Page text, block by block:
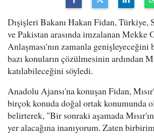
Dışişleri Bakanı Hakan Fidan, Türkiye,
ve Pakistan arasında imzalanan Mekke
Anlaşması'nın zamanla
bazı konuların çözülmesinin ardından
katılabileceğini söyledi.
Anadolu Ajansı'na konuşan Fidan,
birçok konuda doğal ortak konumunda
belirterek, "Bir sonraki aşamada
yer alacağına inanıyorum. Zaten